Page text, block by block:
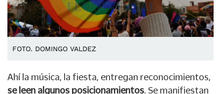
FOTO. DOMINGO VALDEZ
Ahí la música, la fiesta, entregan reconocimientos,
se leen algunos posicionamientos. Se manifiestan